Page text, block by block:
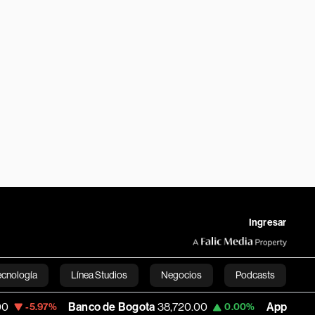
Ingresar
Línea Studios Negocios Podcasts
English
Banco de Bogota 38,720.00 0.00% Apple 313.94